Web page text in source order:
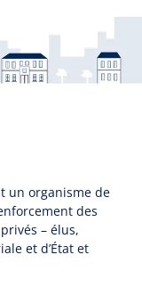
un organisme de
des
– élus,
et d’État et